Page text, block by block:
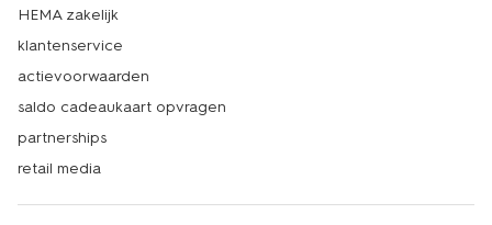
HEMA zakelijk
klantenservice
actievoorwaarden
saldo cadeaukaart opvragen
partnerships
retail media